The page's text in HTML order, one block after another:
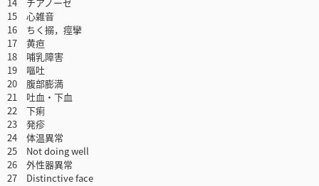
15 心雑音
16 ちく搦，痙攣
17 黄疸
18 哺乳障害
19 嘔吐
20 腹部膨満
21 吐血・下血
22 下痢
23 発疹
24 体温異常
25 Not doing well
26 外性器異常
27 Distinctive face